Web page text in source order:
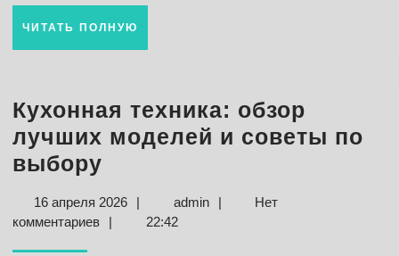
ЧИТАТЬ ПОЛНУЮ
Кухонная техника: обзор
лучших моделей и советы по
выбору
обзор
16 апреля 202616
апреля
| adminadmin
|
Нет
комментариев
| 22:42